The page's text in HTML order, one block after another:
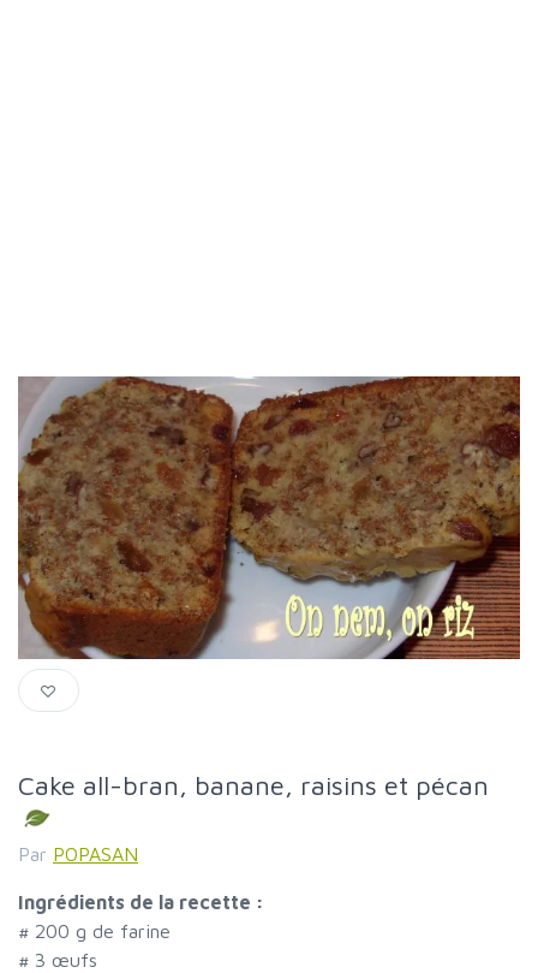
Cake all-bran, banane, raisins et pécan
Par POPASAN
Ingrédients de la recette :
# 200 g de farine
# 3 œufs